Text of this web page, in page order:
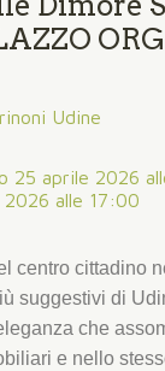
Udine
alle 17:00
centro cittadino
suggestivi di
che
e nello